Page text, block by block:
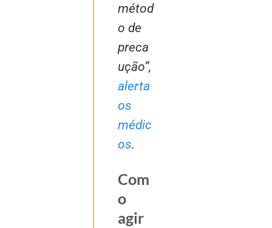
métod
o de
preca
ução”,
alerta
os
médic
os.
Com
o
agir